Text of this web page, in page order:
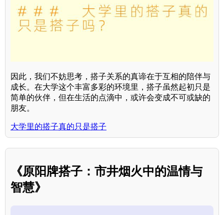
因此，我们不妨思考，搭子关系的真谛在于互相的陪伴与
成长。在大学这个丰富多彩的环境里，搭子虽然起初只是
简单的伙伴，但在生活的点滴中，或许会变成不可或缺的
朋友。
大学里的搭子真的只是搭子
《原阳牌搭子：市井烟火中的温情与
智慧》